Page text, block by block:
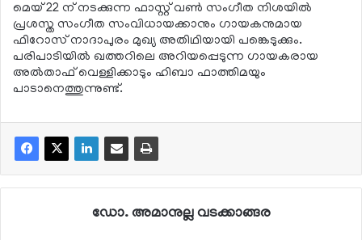
മെയ് 22 ന് നടക്കുന്ന ഫാസ്റ്റ് വണ്‍ സംഗീത നിശയില്‍
പ്രശസ്ത സംഗീത സംവിധായക്കാനും ഗായകനുമായ
ഫിറോസ് നാദാപുരം മുഖ്യ അതിഥിയായി പങ്കെടുക്കും.
പരിപാടിയില്‍ ഖത്തറിലെ അറിയപ്പെടുന്ന ഗായകരായ
അല്‍താഫ് വെള്ളിക്കാടും ഹിബാ ഫാത്തിമയും
പാടാനെത്തുന്നുണ്ട്.
ഡോ. അമാനുല്ല വടക്കാങ്ങര